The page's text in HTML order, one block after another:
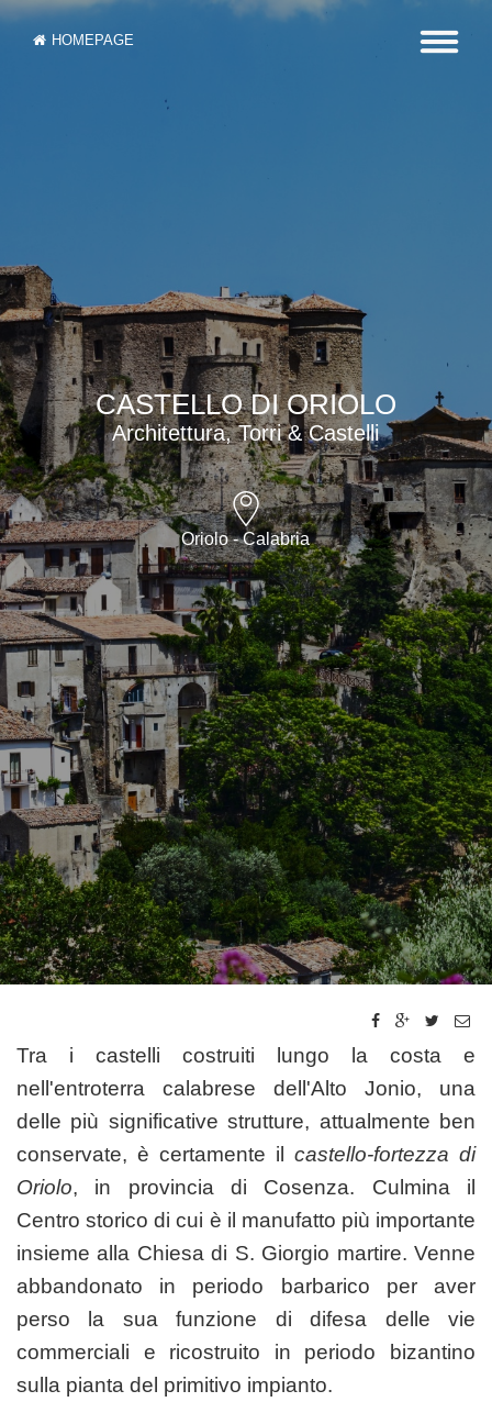
HOMEPAGE
CASTELLO DI ORIOLO
Architettura, Torri & Castelli
Oriolo - Calabria
Tra i castelli costruiti lungo la costa e
nell'entroterra calabrese dell'Alto Jonio, una
delle più significative strutture, attualmente ben
conservate, è certamente il castello-fortezza di
Oriolo, in provincia di Cosenza. Culmina il
Centro storico di cui è il manufatto più importante
insieme alla Chiesa di S. Giorgio martire. Venne
abbandonato in periodo barbarico per aver
perso la sua funzione di difesa delle vie
commerciali e ricostruito in periodo bizantino
sulla pianta del primitivo impianto.